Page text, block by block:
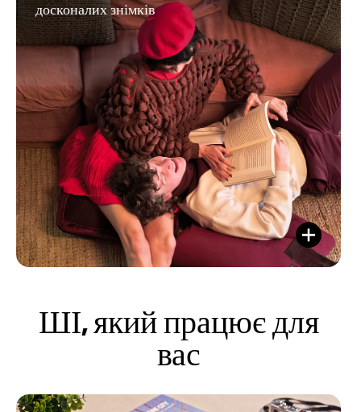
досконалих знімків
ШІ, який працює для
вас